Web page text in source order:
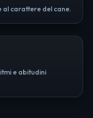
al carattere del cane.
e abitudini